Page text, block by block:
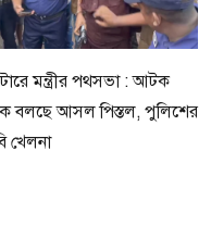
মন্ত্রীর পথসভা : আটক
বলছে আসল পিস্তল, পুলিশের
খেলনা